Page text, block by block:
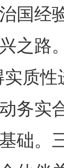
国经
之路
实质
务实
础。